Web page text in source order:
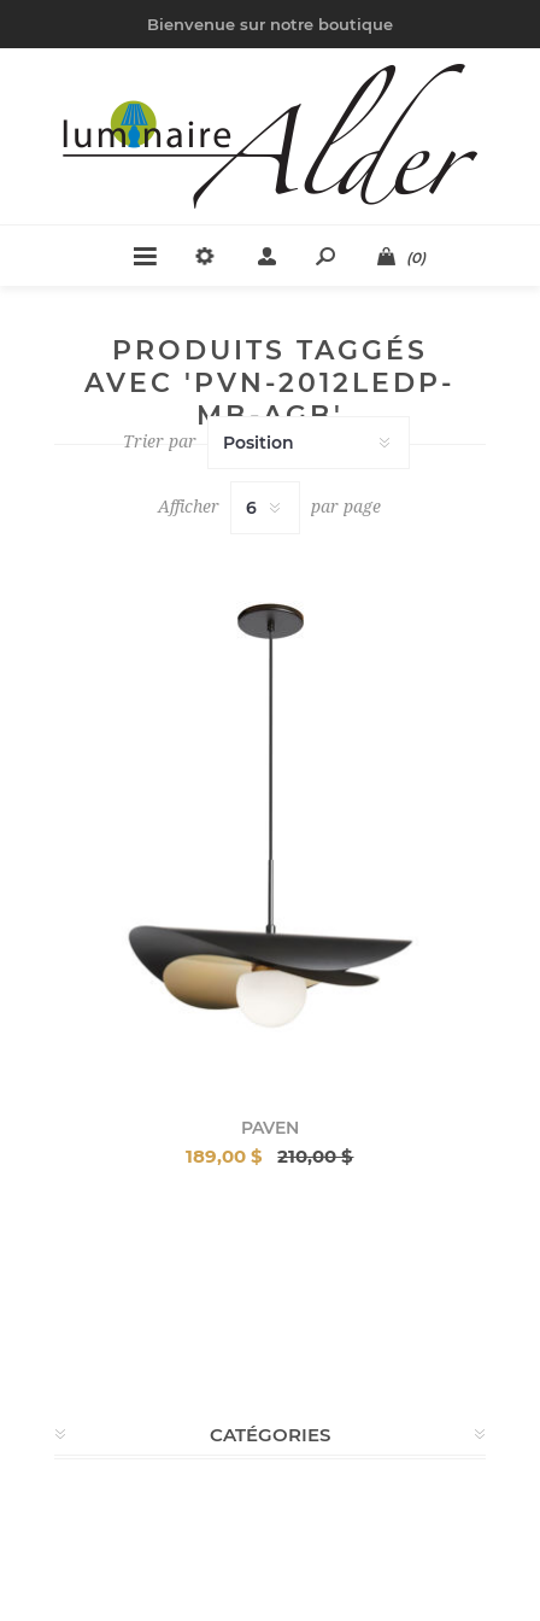
Bienvenue sur notre boutique
(0)
PRODUITS TAGGÉS
AVEC 'PVN-2012LEDP-
MB-AGB'
Trier par
Afficher par page
PAVEN
189,00 $ 210,00 $
CATÉGORIES